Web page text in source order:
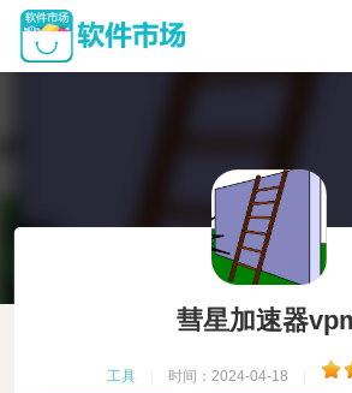
彗星加速器
工具 时间：2024-04-18